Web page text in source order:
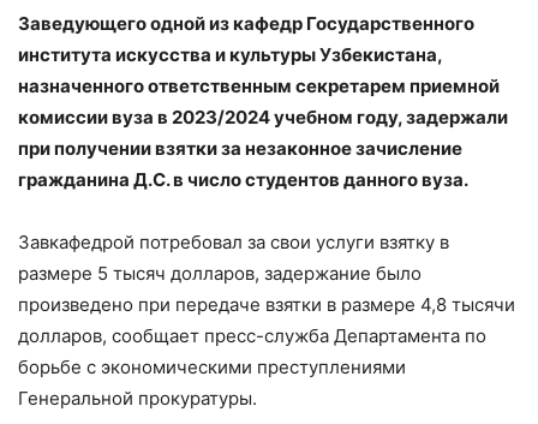
Заведующего одной из кафедр Государственного
института искусства и культуры Узбекистана,
назначенного ответственным секретарем приемной
комиссии вуза в 2023/2024 учебном году, задержали
при получении взятки за незаконное зачисление
гражданина Д.С. в число студентов данного вуза.
Завкафедрой потребовал за свои услуги взятку в
размере 5 тысяч долларов, задержание было
произведено при передаче взятки в размере 4,8 тысячи
долларов, сообщает пресс-служба Департамента по
борьбе с экономическими преступлениями
Генеральной прокуратуры.